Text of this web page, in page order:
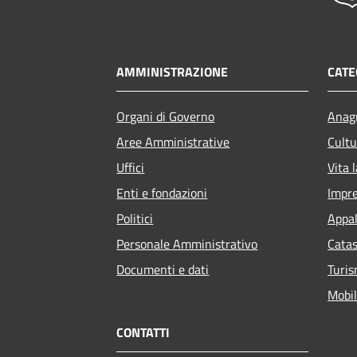
AMMINISTRAZIONE
Organi di Governo
Aree Amministrative
Uffici
Enti e fondazioni
Politici
Personale Amministrativo
Documenti e dati
Vita
CONTATTI